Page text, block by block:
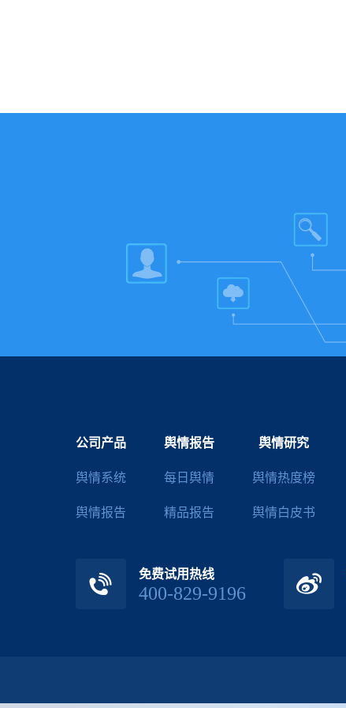
公司产品
舆情系统
舆情报告
舆情报告
每日舆情
精品报告
舆情研究
舆情热度榜
舆情白皮书
免费试用热线
400-829-9196